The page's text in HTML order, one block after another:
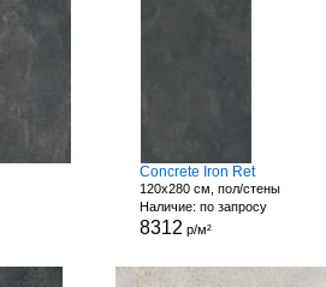
Concrete Iron Ret
120x280 см, пол/стены
Наличие: по запросу
8312 р/м²